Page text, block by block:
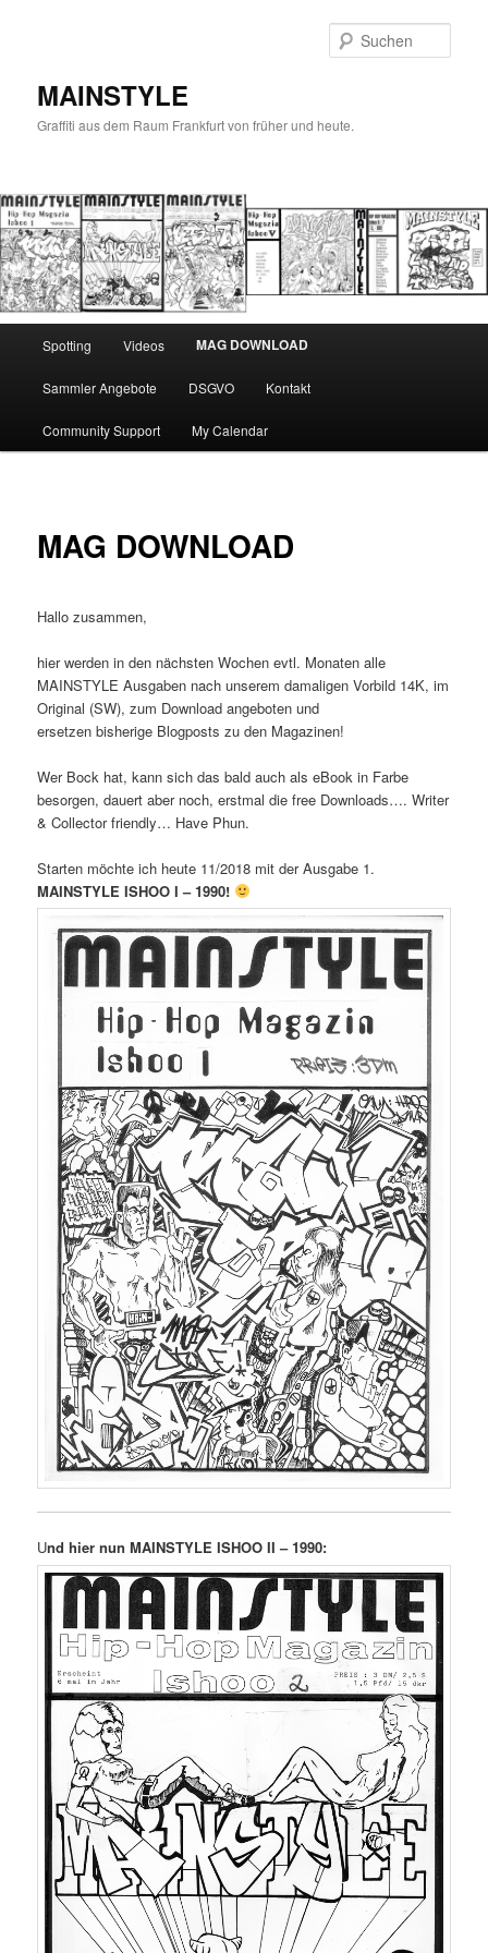
MAINSTYLE
Graffiti aus dem Raum Frankfurt von früher und heute.
Spotting Videos MAG DOWNLOAD
Sammler Angebote DSGVO Kontakt
Community Support My Calendar
MAG DOWNLOAD
Hallo zusammen,
hier werden in den nächsten Wochen evtl. Monaten alle
MAINSTYLE Ausgaben nach unserem damaligen Vorbild 14K, im
Original (SW), zum Download angeboten und
ersetzen bisherige Blogposts zu den Magazinen!
Wer Bock hat, kann sich das bald auch als eBook in Farbe
besorgen, dauert aber noch, erstmal die free Downloads…. Writer
& Collector friendly… Have Phun.
Starten möchte ich heute 11/2018 mit der Ausgabe 1.
MAINSTYLE ISHOO I – 1990!
Und hier nun MAINSTYLE ISHOO II – 1990: